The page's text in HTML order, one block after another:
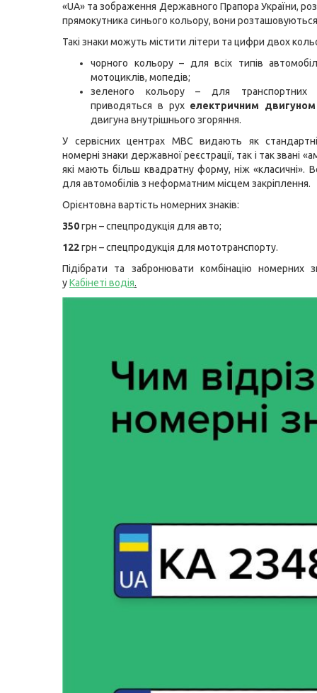
«UA» та зображення Державного Прапора України,
прямокутника синього кольору, вони розташовуються
Такі знаки можуть містити літери та цифри двох
чорного кольору – для всіх типів
мотоциклів, мопедів;
зеленого кольору – для транспортних
приводяться в рух електричним двигуном
двигуна внутрішнього згоряння.
У сервісних центрах МВС видають як
номерні знаки державної реєстрації, так і так звані
які мають більш квадратну форму, ніж «класичні».
для автомобілів з неформатним місцем закріплення.
Орієнтовна вартість номерних знаків:
350грн – спецпродукція для авто;
122грн – спецпродукція для мототранспорту.
Підібрати та забронювати комбінацію номерних
уКабінеті водія.